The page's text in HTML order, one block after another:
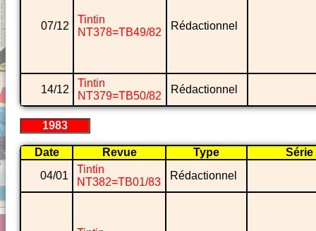
07/12
Tintin
NT378=TB49/82
Rédactionnel
14/12
Tintin
NT379=TB50/82
Rédactionnel
1983
Date Revue Type
Série
04/01
Tintin
NT382=TB01/83
Rédactionnel